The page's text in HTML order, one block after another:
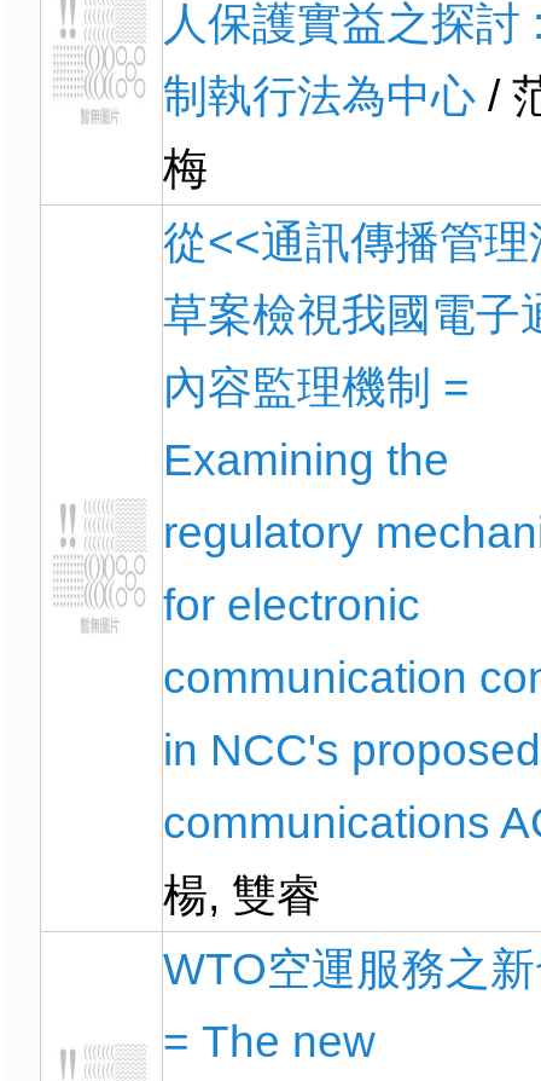
人保護實益之探討
制執行法為中心 /
梅
從<<通訊傳播管理
草案檢視我國電子
內容監理機制 =
Examining the
regulatory
for electronic
communication
in NCC's
communications
楊, 雙睿
WTO空運服務之
= The new